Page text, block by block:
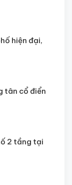
hiện đại,
tân cổ điển
2 tầng tại